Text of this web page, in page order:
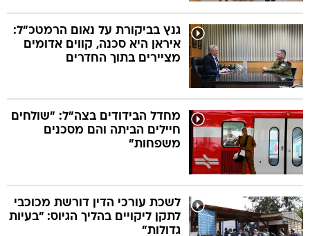
גנץ בביקורת על נאום הרמטכ"ל:
איראן היא סכנה, קווים אדומים
מציירים בתוך החדרים
מחדל הבידודים בצה"ל: "שולחים
חיילים הביתה והם מסכנים
משפחות"
לשכת עורכי הדין דורשת מכוכבי
לתקן ליקויים בהליך הגיוס: "בעיות
גדולות"